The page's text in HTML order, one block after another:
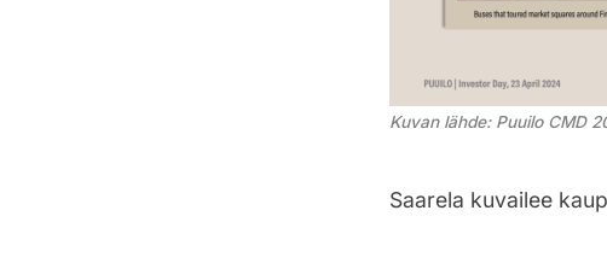
Kuvan lähde: Puuilo CMD
Saarela kuvailee